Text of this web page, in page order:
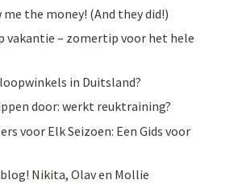
the money! (And they did!)
vakantie – zomertip voor het hele
in Duitsland?
door: werkt reuktraining?
voor Elk Seizoen: Een Gids voor
Nikita, Olav en Mollie